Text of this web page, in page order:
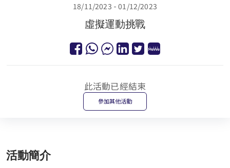
18/11/2023 - 01/12/2023
虛擬運動挑戰
此活動已經結束
參加其他活動
活動簡介